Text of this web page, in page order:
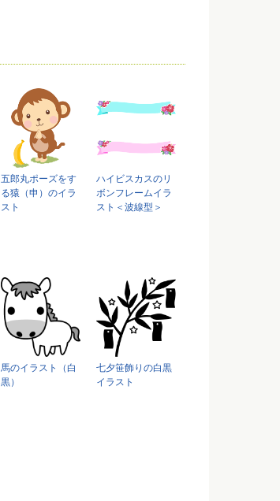
五郎丸ポーズをす
る猿（申）のイラ
スト
ハイビスカスのリ
ボンフレームイラ
スト＜波線型＞
馬のイラスト（白
黒）
七夕笹飾りの白黒
イラスト